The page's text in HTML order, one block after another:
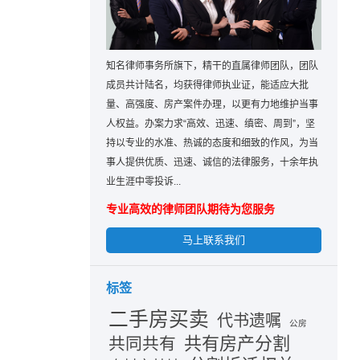
知名律师事务所旗下，精干的直属律师团队，团队
成员共计陆名，均获得律师执业证，能适应大批
量、高强度、房产案件办理，以更有力地维护当事
人权益。办案力求“高效、迅速、缜密、周到”，坚
持以专业的水准、热诚的态度和细致的作风，为当
事人提供优质、迅速、诚信的法律服务，十余年执
业生涯中零投诉...
专业高效的律师团队期待为您服务
马上联系我们
标签
二手房买卖 代书遗嘱 公房
共同共有 共有房产分割